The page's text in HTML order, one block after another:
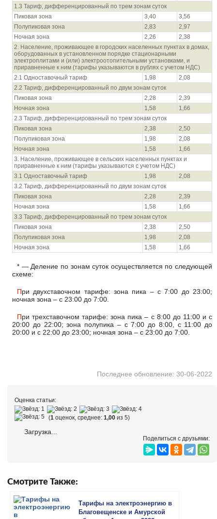
1.3 Тариф, дифференцированный по трем зонам суток
Пиковая зона
3,40
3,56
Полупиковая зона
2,83
2,97
Ночная зона
2,26
2,38
2. Население, проживающее в городских населенных пунктах в домах,
оборудованных в установленном порядке стационарными
электроплитами и (или) электроотопительными установками, и
приравненные к ним (тарифы указываются в рублях с учетом НДС)
2.1 Одноставочный тариф
1,98
2,08
2.2 Тариф, дифференцированный по двум зонам суток
Пиковая зона
2,28
2,39
Ночная зона
1,58
1,66
2.3 Тариф, дифференцированный по трем зонам суток
Пиковая зона
2,38
2,50
Полупиковая зона
1,98
2,08
Ночная зона
1,58
1,66
3. Население, проживающее в сельских населенных пунктах и
приравненные к ним (тарифы указываются с учетом НДС)
3.1 Одноставочный тариф
1,98
2,08
3.2 Тариф, дифференцированный по двум зонам суток
Пиковая зона
2,28
2,39
Ночная зона
1,58
1,66
3.3 Тариф, дифференцированный по трем зонам суток
Пиковая зона
2,38
2,50
Полупиковая зона
1,98
2,08
Ночная зона
1,58 1,66
* — Деление по зонам суток осуществляется по следующей
схеме:
При двухставочном тарифе: зона пика – с 7:00 до 23:00;
ночная зона – с 23:00 до 7:00.
При трехставочном тарифе: зона пика – с 8:00 до 11:00 и с
20:00 до 22:00; зона полупика – с 7:00 до 8:00, с 11:00 до
20:00 и с 22:00 до 23:00; ночная зона – с 23:00 до 7:00.
Последнее обновление: 30-06-2022
Оценка статьи:
(1 оценок, среднее: 1,00 из 5)
Загрузка...
Поделиться с друзьями:
Смотрите Также:
Тарифы на электроэнергию в
Благовещенске и Амурской